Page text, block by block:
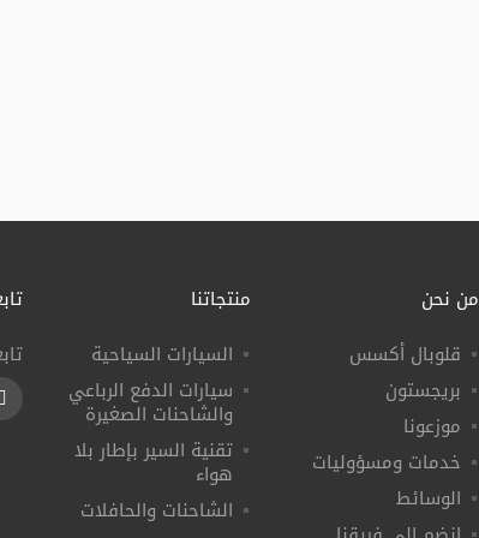
من نحن
قلوبال أكسس
بريجستون
موزعونا
خدمات ومسؤوليات
الوسائط
منتجاتنا
السيارات السياحية
سيارات الدفع الرباعي
والشاحنات الصغيرة
تقنية السير بإطار بلا
هواء
الشاحنات والحافلات